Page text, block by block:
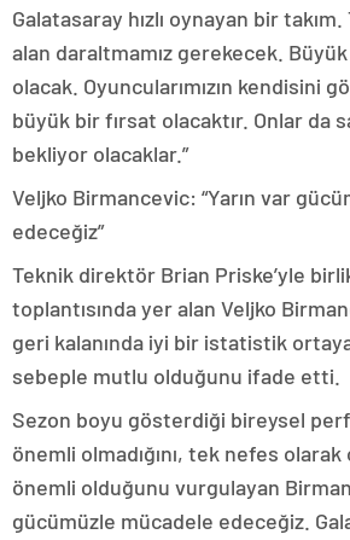
Galatasaray hızlı oynayan bir
alan daraltmamız gerekecek.
olacak. Oyuncularımızın kendisini
büyük bir fırsat olacaktır. Onlar da
bekliyor olacaklar.”
Veljko Birmancevic: “Yarın var
edeceğiz”
Teknik direktör Brian Priske’yle
toplantısında yer alan Veljko
geri kalanında iyi bir istatistik
sebeple mutlu olduğunu ifade etti.
Sezon boyu gösterdiği bireysel
önemli olmadığını, tek nefes olarak
önemli olduğunu vurgulayan
gücümüzle mücadele edeceğiz.